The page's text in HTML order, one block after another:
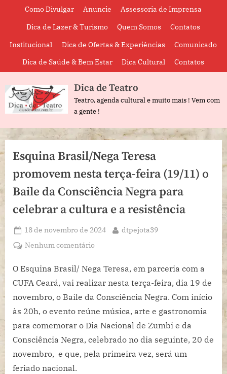
Como Divulgar Anuncie
Assessoria de Imprensa
Dica de Lazer & Turismo
Quem Somos
Contatos
Institucional
Dica de Ofertas & Experiências
Comunicado
Dica de Saúde & Bem Estar
Dica Cultural Contatos
Dica de Teatro
Teatro, agenda cultural e muito mais ! Vem com
a gente !
Esquina Brasil/Nega Teresa
promovem nesta terça-feira (19/11) o
Baile da Consciência Negra para
celebrar a cultura e a resistência
Posted
on
18 de novembro de 2024 By
dtpejota39
Nenhum comentário
Brasil/Nega
Teresa
nesta
terça-
feira
(19/11)
o
Baile
O Esquina Brasil/ Nega Teresa, em parceria com a
CUFA Ceará, vai realizar nesta terça-feira, dia 19 de
novembro, o Baile da Consciência Negra. Com início
às 20h, o evento reúne música, arte e gastronomia
para comemorar o Dia Nacional de Zumbi e da
Consciência Negra, celebrado no dia seguinte, 20 de
novembro, e que, pela primeira vez, será um
feriado nacional.